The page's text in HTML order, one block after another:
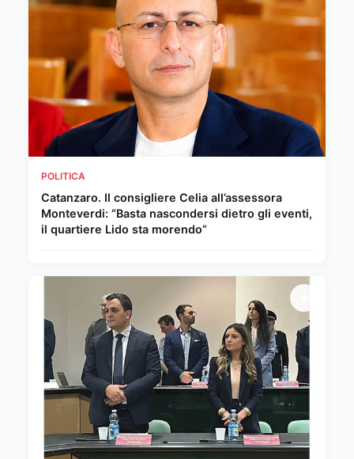
POLITICA
Catanzaro. Il consigliere Celia all’assessora
Monteverdi: “Basta nascondersi dietro gli eventi,
il quartiere Lido sta morendo”